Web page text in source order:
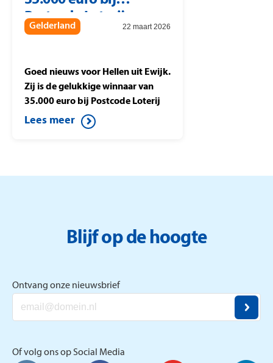
Postcode Loterij.
Postcode Loterij
Miljoenenjacht
Gelderland 22 maart 2026
Goed nieuws voor Hellen uit Ewijk.
Zij is de gelukkige winnaar van
35.000 euro bij Postcode Loterij
Miljoenenjacht. Ze speelt de halve
finale tegen Berteld uit Gorssel en
Lees meer
Blijf op de hoogte
Ontvang onze nieuwsbrief
Of volg ons op Social Media